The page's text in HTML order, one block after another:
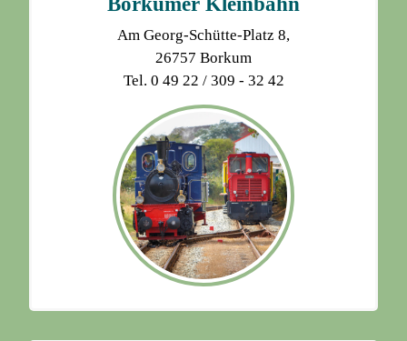
Am Georg-Schütte-Platz 8,
26757 Borkum
Tel. 0 49 22 / 309 - 32 42